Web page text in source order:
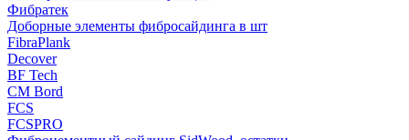
Фибратек
Доборные элементы фибросайдинга в шт
FibraPlank
Decover
BF Tech
CM Bord
FCS
FCSPRO